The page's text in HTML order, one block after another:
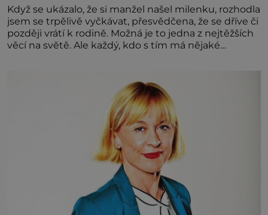
Když se ukázalo, že si manžel našel milenku, rozhodla
jsem se trpělivě vyčkávat, přesvědčena, že se dříve či
později vrátí k rodině. Možná je to jedna z nejtěžších
věcí na světě. Ale každý, kdo s tím má nějaké